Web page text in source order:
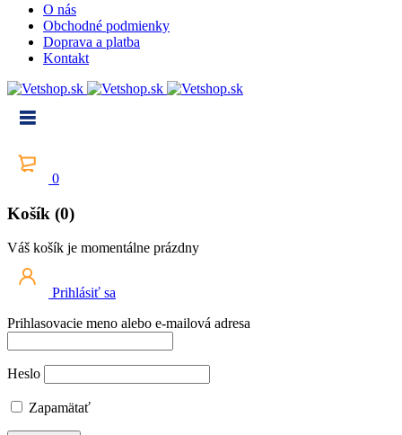
O nás
Obchodné podmienky
Doprava a platba
Kontakt
0
Košík (0)
Váš košík je momentálne prázdny
Prihlásiť sa
Prihlasovacie meno alebo e-mailová adresa
Heslo
Zapamätať